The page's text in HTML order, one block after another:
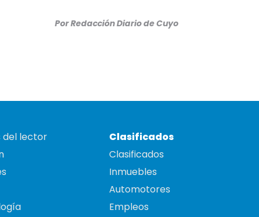
PorRedacción Diario de Cuyo
del lector
Clasificados
Clasificados
Inmuebles
Automotores
Empleos